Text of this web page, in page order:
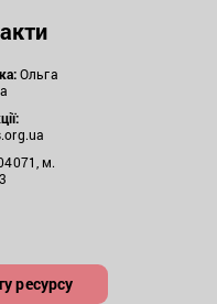
Ольга
м.
ресурсу